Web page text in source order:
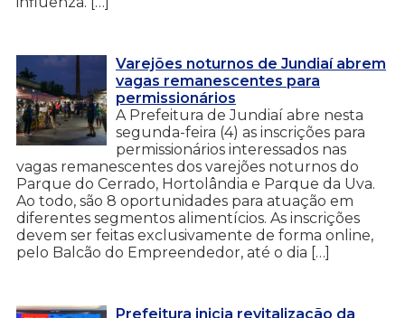
Varejões noturnos de Jundiaí abrem
vagas remanescentes para
permissionários
A Prefeitura de Jundiaí abre nesta
segunda-feira (4) as inscrições para
permissionários interessados nas
vagas remanescentes dos varejões noturnos do
Parque do Cerrado, Hortolândia e Parque da Uva.
Ao todo, são 8 oportunidades para atuação em
diferentes segmentos alimentícios. As inscrições
devem ser feitas exclusivamente de forma online,
pelo Balcão do Empreendedor, até o dia […]
Prefeitura inicia revitalização da